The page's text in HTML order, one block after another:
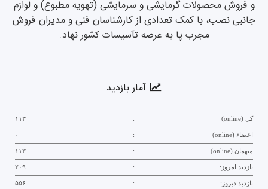
و فروش محصولات گرمایشی و سرمایشی (تهویه مطبوع) و لوازم
جانبی نصب، با کمک تعدادی از کارشناسان فنی و مدیران فروش
مجرب پا به عرصه تآسیسات کشور نهاد.
آمار بازدید
کل (online) : ۱۱۳
اعضاء (online) : ۰
میهمان (online) : ۱۱۳
بازدید امروز: : ۲۰۹
بازدید دیروز: : ۵۵۶